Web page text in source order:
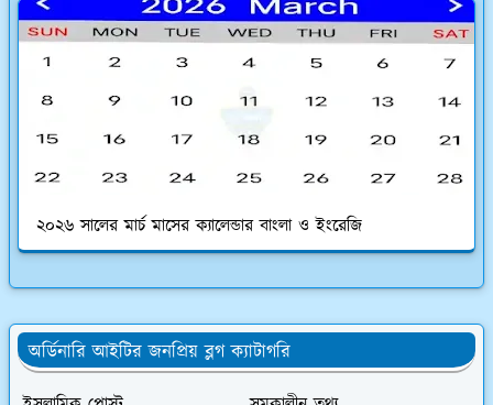
২০২৬ সালের মার্চ মাসের ক্যালেন্ডার বাংলা ও ইংরেজি
অর্ডিনারি আইটির জনপ্রিয় ব্লগ ক্যাটাগরি